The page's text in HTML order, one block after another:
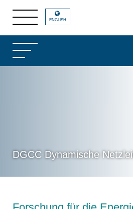
DGCC Dynamische
ENGLISH